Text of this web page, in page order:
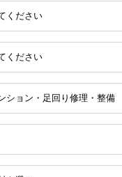
ボルボ